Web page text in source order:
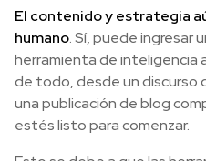
El contenido y estrategia
humano. Sí, puede ingresar
herramienta de inteligencia
de todo, desde un discurso
una publicación de blog
estés listo para comenzar.